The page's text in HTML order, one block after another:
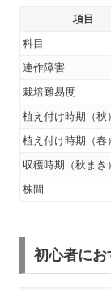
項目
科目
連作障害
栽培難易度
植え付け時期（秋）
植え付け時期（春）
収穫時期（秋まき）
株間
初心者に